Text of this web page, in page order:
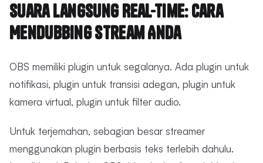
Suara Langsung Real-Time: Cara
Mendubbing Stream Anda
OBS memiliki plugin untuk segalanya. Ada plugin untuk
notifikasi, plugin untuk transisi adegan, plugin untuk
kamera virtual, plugin untuk filter audio.
Untuk terjemahan, sebagian besar streamer
menggunakan plugin berbasis teks terlebih dahulu.